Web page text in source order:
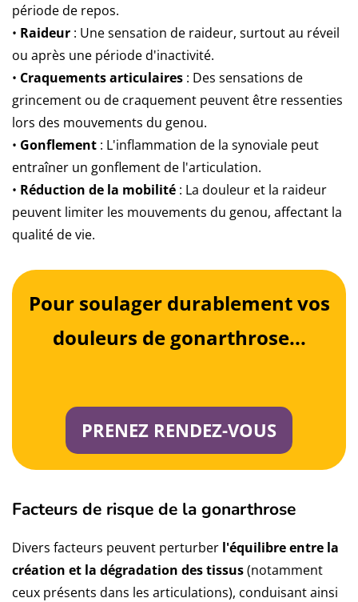
période de repos.
• Raideur : Une sensation de raideur, surtout au réveil
ou après une période d'inactivité.
• Craquements articulaires : Des sensations de
grincement ou de craquement peuvent être ressenties
lors des mouvements du genou.
• Gonflement : L'inflammation de la synoviale peut
entraîner un gonflement de l'articulation.
• Réduction de la mobilité : La douleur et la raideur
peuvent limiter les mouvements du genou, affectant la
qualité de vie.
Pour soulager durablement vos
douleurs de gonarthrose...
PRENEZ RENDEZ-VOUS
Facteurs de risque de la gonarthrose
Divers facteurs peuvent perturber l'équilibre entre la
création et la dégradation des tissus(notamment
ceux présents dans les articulations), conduisant ainsi